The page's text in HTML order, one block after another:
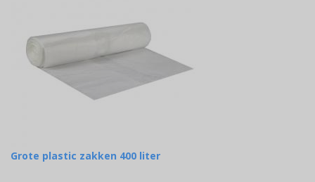
Grote plastic zakken 400 liter